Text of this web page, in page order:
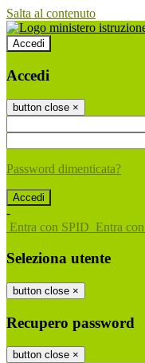
Salta al contenuto
Accedi
Accedi
button close ×
Password dimenticata?
-
Entra con SPID Entra
Seleziona utente
button close ×
Recupero password
button close ×